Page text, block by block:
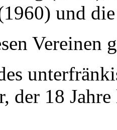
und
Vereinen
der 18